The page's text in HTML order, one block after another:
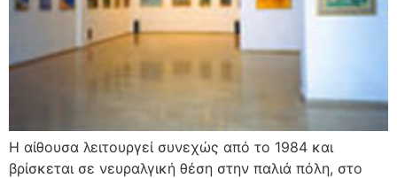
Η αίθουσα λειτουργεί συνεχώς από το 1984 και
βρίσκεται σε νευραλγική θέση στην παλιά πόλη, στο